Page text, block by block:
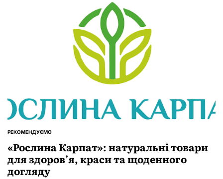
ОПУБЛІКУВАТИ
РЕКОМЕНДУЄМО
«Рослина Карпат»: натуральні товари
для здоров’я, краси та щоденного
догляду